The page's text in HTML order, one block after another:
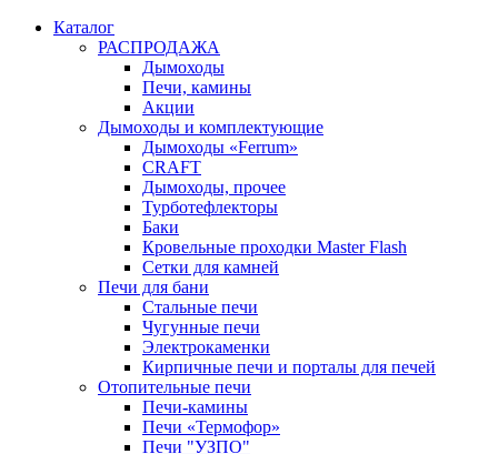
Каталог
РАСПРОДАЖА
Дымоходы
Печи, камины
Акции
Дымоходы и комплектующие
Дымоходы «Ferrum»
CRAFT
Дымоходы, прочее
Турботефлекторы
Баки
Кровельные проходки Master Flash
Сетки для камней
Печи для бани
Стальные печи
Чугунные печи
Электрокаменки
Кирпичные печи и порталы для печей
Отопительные печи
Печи-камины
Печи «Термофор»
Печи "УЗПО"